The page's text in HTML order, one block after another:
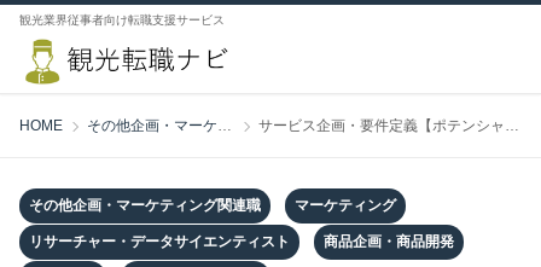
観光業界従事者向け転職支援サービス
HOME その他企画・マーケティング関連職 サービス企画・要件定義【ポテンシャル】(データエンハンス)
その他企画・マーケティング関連職 マーケティング
リサーチャー・データサイエンティスト 商品企画・商品開発